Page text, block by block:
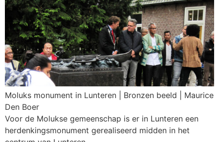
Moluks monument in Lunteren | Bronzen beeld | Maurice
Den Boer
Voor de Molukse gemeenschap is er in Lunteren een
herdenkingsmonument gerealiseerd midden in het